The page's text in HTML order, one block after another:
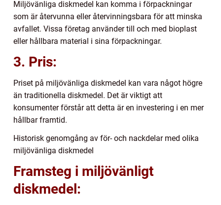
Miljövänliga diskmedel kan komma i förpackningar
som är återvunna eller återvinningsbara för att minska
avfallet. Vissa företag använder till och med bioplast
eller hållbara material i sina förpackningar.
3. Pris:
Priset på miljövänliga diskmedel kan vara något högre
än traditionella diskmedel. Det är viktigt att
konsumenter förstår att detta är en investering i en mer
hållbar framtid.
Historisk genomgång av för- och nackdelar med olika
miljövänliga diskmedel
Framsteg i miljövänligt
diskmedel: